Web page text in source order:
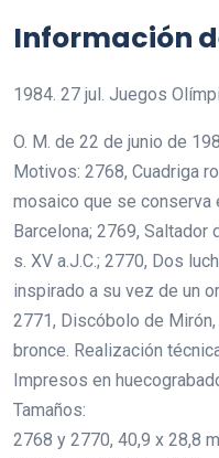
Información
1984. 27 jul. Juegos
O. M. de 22 de junio de
Motivos: 2768, Cuadriga
mosaico que se conserva
Barcelona; 2769, Saltador
s. XV a.J.C.; 2770, Dos
inspirado a su vez de un
2771, Discóbolo de
bronce. Realización
Impresos en
Tamaños:
2768 y 2770, 40,9 x 28,8